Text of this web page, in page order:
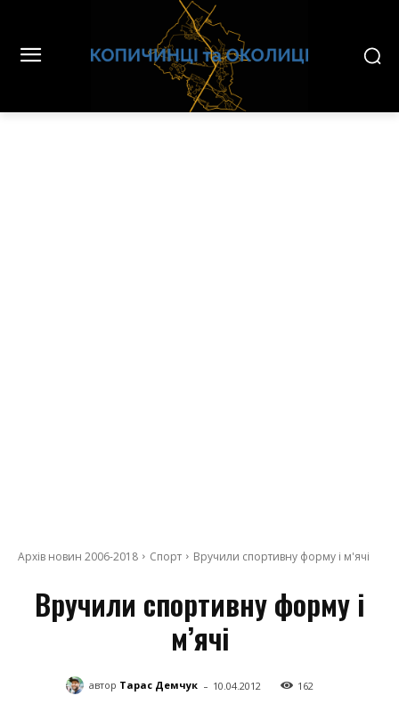
Архів новин 2006-2018 Спорт Вручили спортивну форму і м'ячі
Вручили спортивну форму і
м’ячі
автор Тарас Демчук - 10.04.2012 162